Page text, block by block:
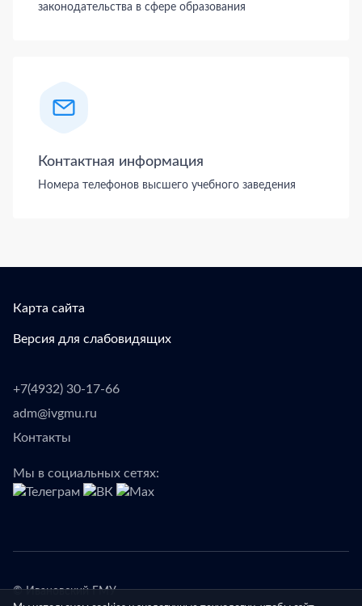
законодательства в сфере образования
Контактная информация
Номера телефонов высшего учебного заведения
Карта сайта
Версия для слабовидящих
+7(4932) 30-17-66
adm@ivgmu.ru
Контакты
Мы в социальных сетях:
© Ивановский ГМУ